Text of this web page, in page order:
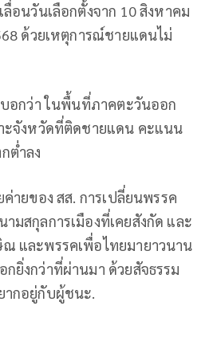
ลื่อนวันเลือกตั้งจาก 10 สิงหาคม
ด้วยเหตุการณ์ชายแดนไม่
บอกว่า ในพื้นที่ภาคตะวันออก
ะจังหวัดที่ติดชายแดน คะแนน
ต่ำลง
ายของ สส. การเปลี่ยนพรรค
มสกุลการเมืองที่เคยสังกัด และ
และพรรคเพื่อไทยมายาวนาน
ยิ่งกว่าที่ผ่านมา ด้วยสัจธรรม
กอยู่กับผู้ชนะ.